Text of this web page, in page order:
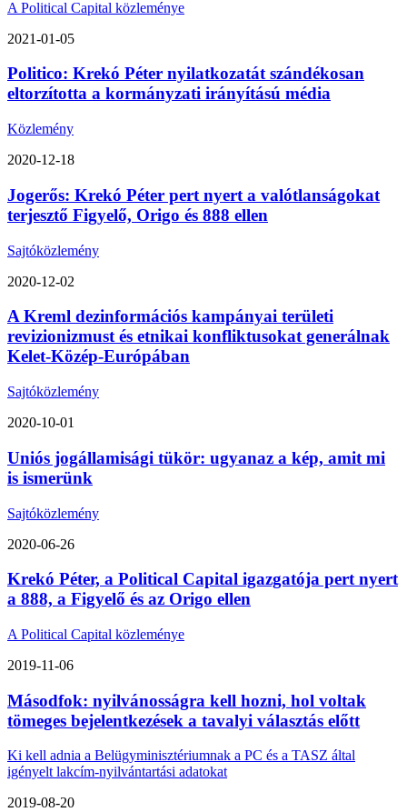
A Political Capital közleménye
2021-01-05
Politico: Krekó Péter nyilatkozatát szándékosan
eltorzította a kormányzati irányítású média
Közlemény
2020-12-18
Jogerős: Krekó Péter pert nyert a valótlanságokat
terjesztő Figyelő, Origo és 888 ellen
Sajtóközlemény
2020-12-02
A Kreml dezinformációs kampányai területi
revizionizmust és etnikai konfliktusokat generálnak
Kelet-Közép-Európában
Sajtóközlemény
2020-10-01
Uniós jogállamisági tükör: ugyanaz a kép, amit mi
is ismerünk
Sajtóközlemény
2020-06-26
Krekó Péter, a Political Capital igazgatója pert nyert
a 888, a Figyelő és az Origo ellen
A Political Capital közleménye
2019-11-06
Másodfok: nyilvánosságra kell hozni, hol voltak
tömeges bejelentkezések a tavalyi választás előtt
Ki kell adnia a Belügyminisztériumnak a PC és a TASZ által
igényelt lakcím-nyilvántartási adatokat
2019-08-20